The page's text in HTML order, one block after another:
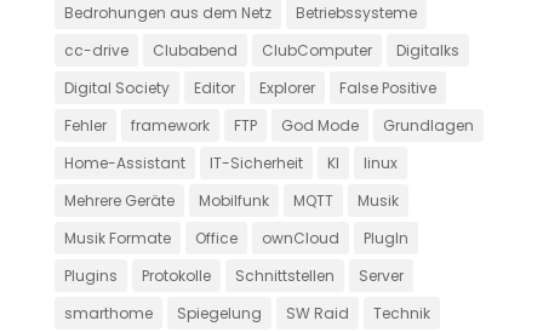
Bedrohungen aus dem Netz
Betriebssysteme
cc-drive
Clubabend ClubComputer
Digitalks
Digital Society
Editor Explorer
False Positive
Fehler
framework FTP God Mode
Grundlagen
Home-Assistant
IT-Sicherheit KI
linux
Mehrere Geräte
Mobilfunk MQTT
Musik
Musik Formate
Office ownCloud
PlugIn
Plugins
Protokolle Schnittstellen
Server
smarthome
Spiegelung SW Raid
Technik